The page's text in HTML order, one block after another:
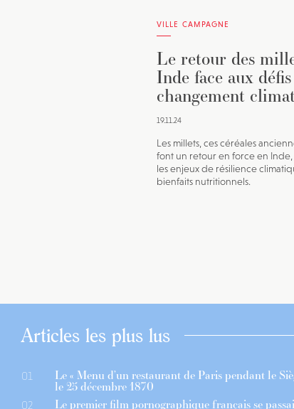
VILLE CAMPAGNE
Le retour des
Inde face aux
changement
19.11.24
Les millets, ces céréales
font un retour en force en
les enjeux de résilience
bienfaits nutritionnels.
Articles les plus lus
01 Le « Menu d’un restaurant de Paris pendant le
le 25 décembre 1870
02 Le premier film pornographique français se